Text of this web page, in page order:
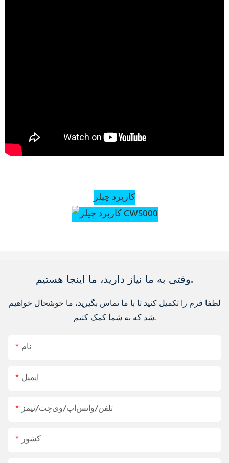
کاربرد چیلر
وقتی به ما نیاز دارید، ما اینجا هستیم.
لطفا فرم را تکمیل کنید تا با ما تماس بگیرید، ما خوشحال خواهیم
شد که به شما کمک کنیم.
نام
ایمیل
تلفن/واتس‌اپ/وی‌چت/تیمز
کشور